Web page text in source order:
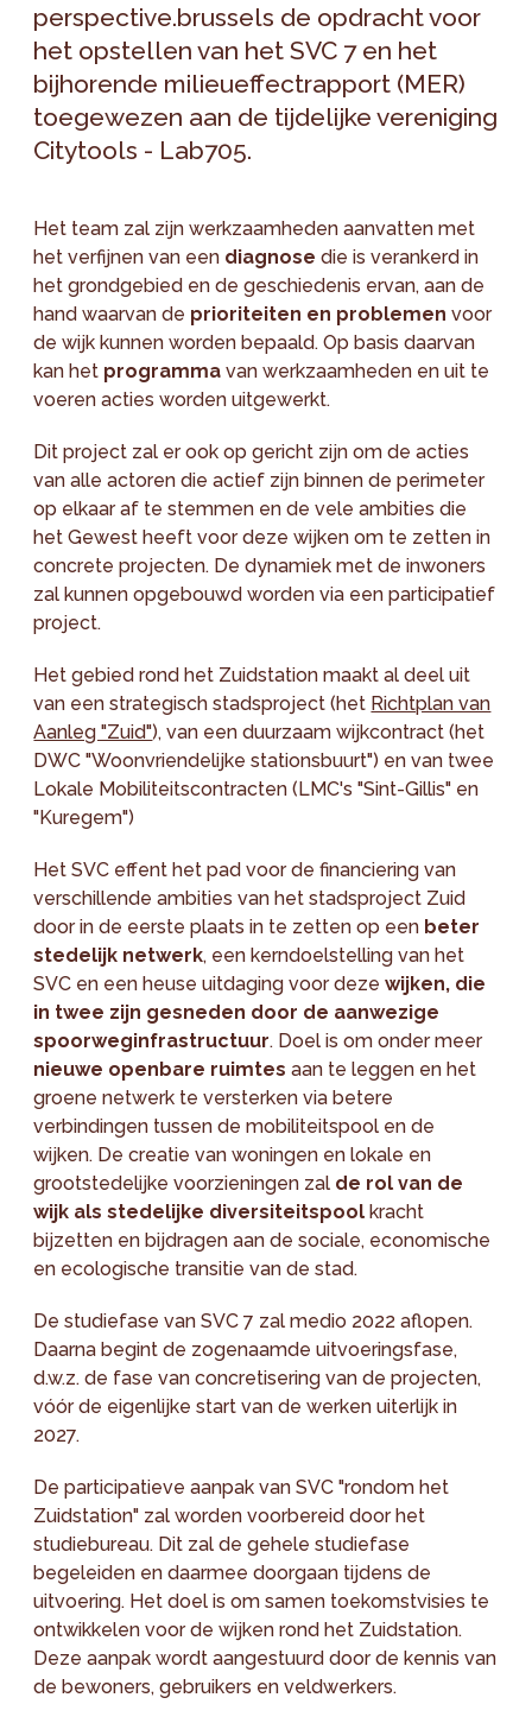
perspective.brussels de opdracht voor
het opstellen van het SVC 7 en het
bijhorende milieueffectrapport (MER)
toegewezen aan de tijdelijke vereniging
Citytools - Lab705.
Het team zal zijn werkzaamheden aanvatten met
het verfijnen van een diagnose die is verankerd in
het grondgebied en de geschiedenis ervan, aan de
hand waarvan de prioriteiten en problemen voor
de wijk kunnen worden bepaald. Op basis daarvan
kan het programma van werkzaamheden en uit te
voeren acties worden uitgewerkt.
Dit project zal er ook op gericht zijn om de acties
van alle actoren die actief zijn binnen de perimeter
op elkaar af te stemmen en de vele ambities die
het Gewest heeft voor deze wijken om te zetten in
concrete projecten. De dynamiek met de inwoners
zal kunnen opgebouwd worden via een participatief
project.
Het gebied rond het Zuidstation maakt al deel uit
van een strategisch stadsproject (het Richtplan van
Aanleg "Zuid"), van een duurzaam wijkcontract (het
DWC "Woonvriendelijke stationsbuurt") en van twee
Lokale Mobiliteitscontracten (LMC's "Sint-Gillis" en
"Kuregem")
Het SVC effent het pad voor de financiering van
verschillende ambities van het stadsproject Zuid
door in de eerste plaats in te zetten op een beter
stedelijk netwerk, een kerndoelstelling van het
SVC en een heuse uitdaging voor dezewijken, die
in twee zijn gesneden door de aanwezige
spoorweginfrastructuur. Doel is om onder meer
nieuwe openbare ruimtes aan te leggen en het
groene netwerk te versterken via betere
verbindingen tussen de mobiliteitspool en de
wijken. De creatie van woningen en lokale en
grootstedelijke voorzieningen zal de rol van de
wijk als stedelijke diversiteitspool kracht
bijzetten en bijdragen aan de sociale, economische
en ecologische transitie van de stad.
De studiefase van SVC 7 zal medio 2022 aflopen.
Daarna begint de zogenaamde uitvoeringsfase,
d.w.z. de fase van concretisering van de projecten,
vóór de eigenlijke start van de werken uiterlijk in
2027.
De participatieve aanpak van SVC "rondom het
Zuidstation" zal worden voorbereid door het
studiebureau. Dit zal de gehele studiefase
begeleiden en daarmee doorgaan tijdens de
uitvoering. Het doel is om samen toekomstvisies te
ontwikkelen voor de wijken rond het Zuidstation.
Deze aanpak wordt aangestuurd door de kennis van
de bewoners, gebruikers en veldwerkers.